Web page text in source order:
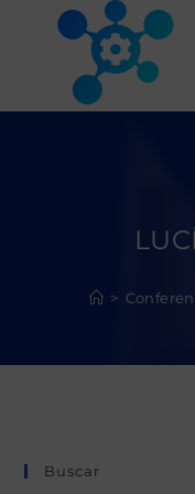
>
Buscar